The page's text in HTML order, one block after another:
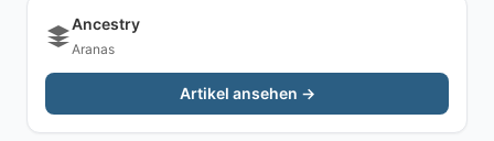
Ancestry
Aranas
Artikel ansehen →